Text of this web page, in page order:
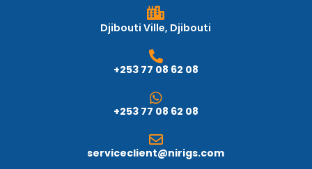
Djibouti Ville, Djibouti
+253 77 08 62 08
+253 77 08 62 08
serviceclient@nirigs.com